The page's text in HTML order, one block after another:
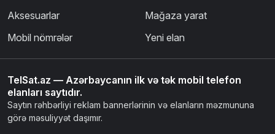
Aksesuarlar
Mobil nömrələr
Mağaza yarat
Yeni elan
TelSat.az — Azərbaycanın ilk və tək mobil telefon
elanları saytıdır.
Saytın rəhbərliyi reklam bannerlərinin və elanların məzmununa
görə məsuliyyət daşımır.